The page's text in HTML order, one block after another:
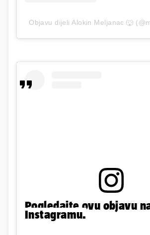
Objavu dijeli Alokin Meljanac 🐺
Pogledajte ovu objavu
Instagramu.